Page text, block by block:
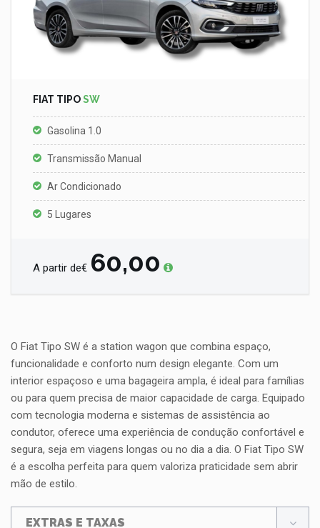
FIAT TIPOSW
Gasolina 1.0
Transmissão Manual
Ar Condicionado
5 Lugares
A partir de€ 60,00
O Fiat Tipo SW é a station wagon que combina espaço,
funcionalidade e conforto num design elegante. Com um
interior espaçoso e uma bagageira ampla, é ideal para famílias
ou para quem precisa de maior capacidade de carga. Equipado
com tecnologia moderna e sistemas de assistência ao
condutor, oferece uma experiência de condução confortável e
segura, seja em viagens longas ou no dia a dia. O Fiat Tipo SW
é a escolha perfeita para quem valoriza praticidade sem abrir
mão de estilo.
EXTRAS E TAXAS